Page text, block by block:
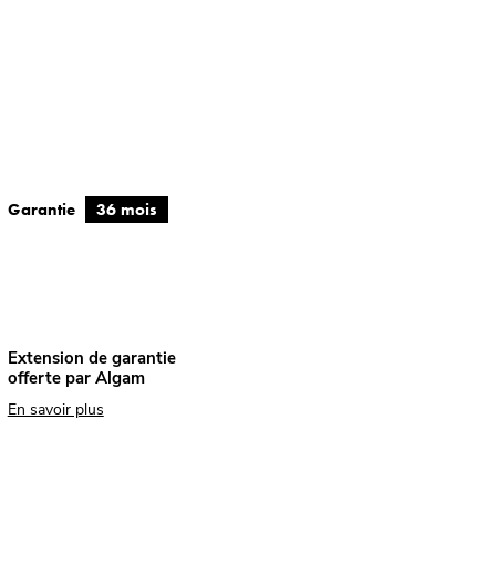
Garantie 36 mois
Extension de garantie
offerte par Algam
En savoir plus